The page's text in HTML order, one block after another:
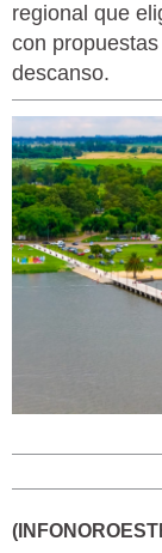
regional que
con
descanso.